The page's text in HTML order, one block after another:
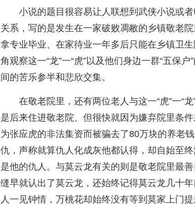
小说的题目很容易让人联想到武侠小说或
关系，写的是发生在一家破败凋敝的乡镇敬老
拿专业毕业、在家待业一年多后只能在乡镇卫
角观察这一“龙”一“虎”以及他们身边一群“五保
间的苦乐参半和悲欣交集。
在敬老院里，还有两位老人与这一“虎”一“
是后来住进敬老院、但很快就因为嫌弃院里条
为张应虎的非法集资而被骗去了80万块的养老
仇，声称就算仇人化成灰他都认得，却自始至
是他的仇人。与莫云龙有关的则是敬老院里最
缝早就认出了莫云龙，还始终记得莫云龙几十
人一见钟情，万桃花却始终没有等到莫家上门